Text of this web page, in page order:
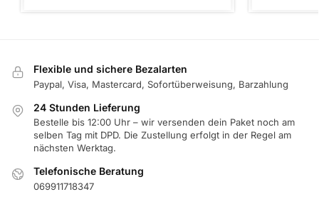
Flexible und sichere Bezalarten
Paypal, Visa, Mastercard, Sofortüberweisung, Barzahlung
24 Stunden Lieferung
Bestelle bis 12:00 Uhr – wir versenden dein Paket noch am
selben Tag mit DPD. Die Zustellung erfolgt in der Regel am
nächsten Werktag.
Telefonische Beratung
069911718347